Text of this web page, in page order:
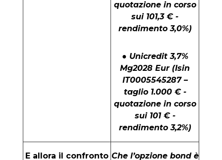
quotazione in corso
sui 101,3 € -
rendimento 3,0%)
● Unicredit 3,7%
Mg2028 Eur (Isin
IT0005545287 –
taglio 1.000 € -
quotazione in corso
sui 101 € -
rendimento 3,2%)
E allora il confronto Che l’opzione bond è